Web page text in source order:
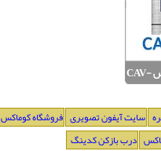
آیفون تصویری کوماکس CAV-
سایت آیفون تصویری فروشگاه کوماکس
درب بازکن کدینگ